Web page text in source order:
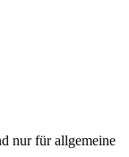
nur für allgemeine